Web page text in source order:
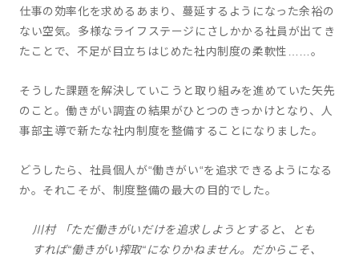
仕事の効率化を求めるあまり、蔓延するようになった余裕の
ない空気。多様なライフステージにさしかかる社員が出てき
たことで、不足が目立ちはじめた社内制度の柔軟性……。
そうした課題を解決していこうと取り組みを進めていた矢先
のこと。働きがい調査の結果がひとつのきっかけとなり、人
事部主導で新たな社内制度を整備することになりました。
どうしたら、社員個人が“働きがい“を追求できるようになる
か。それこそが、制度整備の最大の目的でした。
川村 「ただ働きがいだけを追求しようとすると、とも
すれば“働きがい搾取“になりかねません。だからこそ、